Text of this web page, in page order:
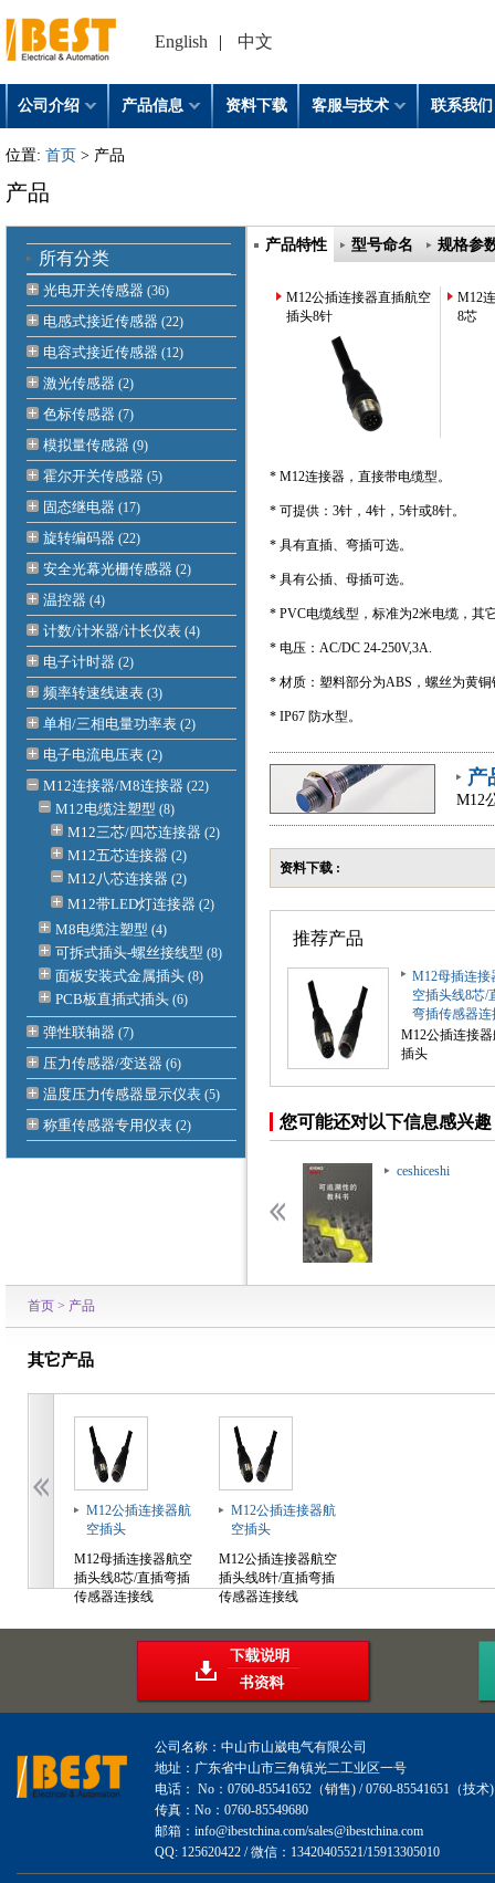
English | 中文
公司介绍 产品信息 资料下载 客服与技术 联系我们
位置: 首页 > 产品
产品
产品特性 型号命名 规格参
M12公插连接器直插航空
插头8针
M12
8芯
* M12连接器，直接带电缆型。
* 可提供：3针，4针 ，5针或8针。
* 具有直插、弯插可选。
* 具有公插、母插可选。
* PVC电缆线型，标准为2米电缆，其
* 电压：AC/DC 24-250V,3A.
* 材质：塑料部分为ABS，螺丝为黄
* IP67 防水型。
产
M12
资料下载 :
推荐产品
M12母插连接
空插头线8芯/
弯插传感器连
M12公插连接
插头
您可能还对以下信息感兴趣
ceshiceshi
首页 > 产品
其它产品
M12公插连接器航
空插头
M12母插连接器航空
插头线8芯/直插弯插
传感器连接线
M12公插连接器航
空插头
M12公插连接器航空
插头线8针/直插弯插
传感器连接线
所有分类
光电开关传感器 (36)
电感式接近传感器 (22)
电容式接近传感器 (12)
激光传感器 (2)
色标传感器 (7)
模拟量传感器 (9)
霍尔开关传感器 (5)
固态继电器 (17)
旋转编码器 (22)
安全光幕光栅传感器 (2)
温控器 (4)
计数/计米器/计长仪表 (4)
电子计时器 (2)
频率转速线速表 (3)
单相/三相电量功率表 (2)
电子电流电压表 (2)
M12连接器/M8连接器 (22)
M12电缆注塑型 (8)
M12三芯/四芯连接器 (2)
M12五芯连接器 (2)
M12八芯连接器 (2)
M12带LED灯连接器 (2)
M8电缆注塑型 (4)
可拆式插头-螺丝接线型 (8)
面板安装式金属插头 (8)
PCB板直插式插头 (6)
弹性联轴器 (7)
压力传感器/变送器 (6)
温度压力传感器显示仪表 (5)
称重传感器专用仪表 (2)
公司名称：中山市山崴电气有限公司
地址：广东省中山市三角镇光二工业区一号
电话： No：0760-85541652（销售) / 0760-85541651（技术)
传真：No：0760-85549680
邮箱：info@ibestchina.com/sales@ibestchina.com
QQ: 125620422 / 微信：13420405521/15913305010